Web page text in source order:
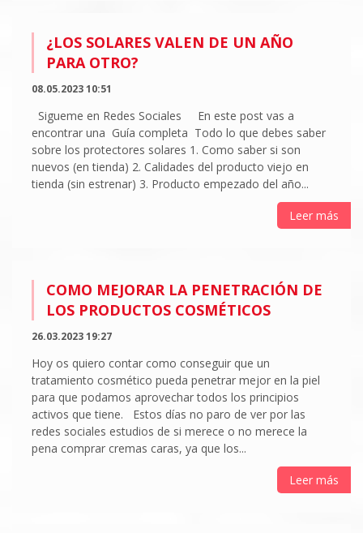
¿LOS SOLARES VALEN DE UN AÑO
PARA OTRO?
08.05.2023 10:51
Sigueme en Redes Sociales En este post vas a
encontrar una Guía completa Todo lo que debes saber
sobre los protectores solares 1. Como saber si son
nuevos (en tienda) 2. Calidades del producto viejo en
tienda (sin estrenar) 3. Producto empezado del año...
Leer más
COMO MEJORAR LA PENETRACIÓN DE
LOS PRODUCTOS COSMÉTICOS
26.03.2023 19:27
Hoy os quiero contar como conseguir que un
tratamiento cosmético pueda penetrar mejor en la piel
para que podamos aprovechar todos los principios
activos que tiene. Estos días no paro de ver por las
redes sociales estudios de si merece o no merece la
pena comprar cremas caras, ya que los...
Leer más